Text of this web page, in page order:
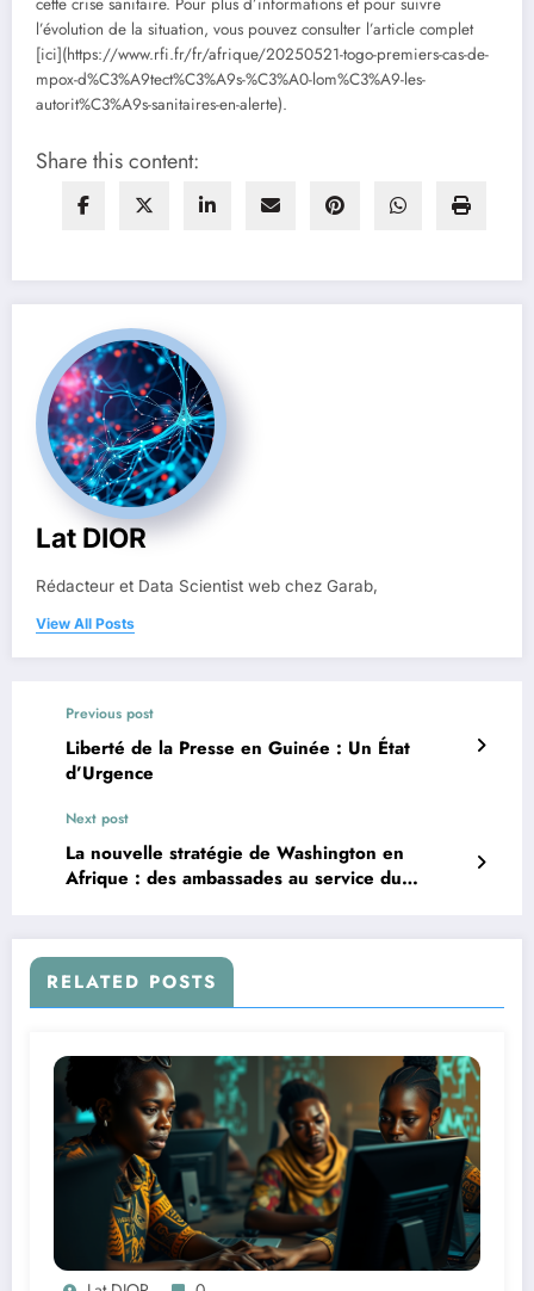
cette crise sanitaire. Pour plus d’informations et pour suivre
l’évolution de la situation, vous pouvez consulter l’article complet
[ici](https://www.rfi.fr/fr/afrique/20250521-togo-premiers-cas-de-
mpox-d%C3%A9tect%C3%A9s-%C3%A0-lom%C3%A9-les-
autorit%C3%A9s-sanitaires-en-alerte).
Share this content:
Lat DIOR
Rédacteur et Data Scientist web chez Garab,
View All Posts
Previous post
Liberté de la Presse en Guinée : Un État
d’Urgence
Next post
La nouvelle stratégie de Washington en
Afrique : des ambassades au service du
RELATED POSTS